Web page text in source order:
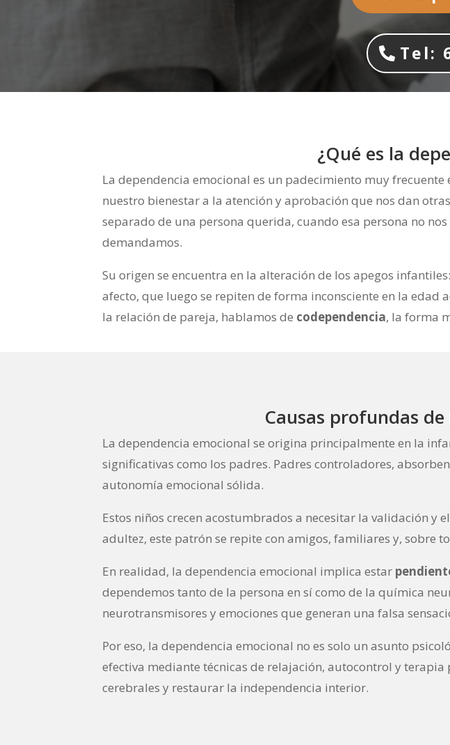
Tel:
¿Qué es la
La dependencia emocional es un padecimiento muy
nuestro bienestar a la atención y aprobación que nos dan
separado de una persona querida, cuando esa persona no
demandamos.
Su origen se encuentra en la alteración de los apegos
afecto, que luego se repiten de forma inconsciente en la edad
la relación de pareja, hablamos de codependencia, la forma
Causas profundas
La dependencia emocional se origina principalmente en la
significativas como los padres. Padres controladores,
autonomía emocional sólida.
Estos niños crecen acostumbrados a necesitar la validación y
adultez, este patrón se repite con amigos, familiares y, sobre
En realidad, la dependencia emocional implica estar
dependemos tanto de la persona en sí como de la química
neurotransmisores y emociones que generan una falsa
Por eso, la dependencia emocional no es solo un asunto
efectiva mediante técnicas de relajación, autocontrol y
cerebrales y restaurar la independencia interior.